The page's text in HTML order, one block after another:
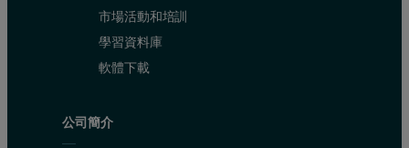
市場活動和培訓
學習資料庫
軟體下載
公司簡介